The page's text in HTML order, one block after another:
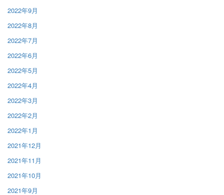
2022年9月
2022年8月
2022年7月
2022年6月
2022年5月
2022年4月
2022年3月
2022年2月
2022年1月
2021年12月
2021年11月
2021年10月
2021年9月